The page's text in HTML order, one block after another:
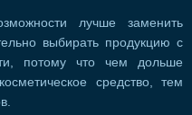
лучше заменить
выбирать продукцию с
потому что чем дольше
средство, тем